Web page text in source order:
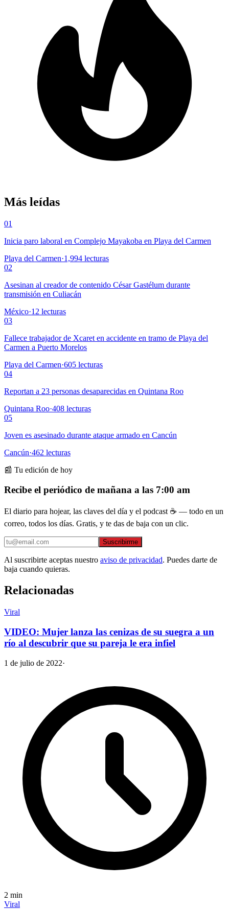
Más leídas
01
Inicia paro laboral en Complejo Mayakoba en Playa del Carmen
Playa del Carmen·1,994 lecturas
02
Asesinan al creador de contenido César Gastélum durante
transmisión en Culiacán
México·12 lecturas
03
Fallece trabajador de Xcaret en accidente en tramo de Playa del
Carmen a Puerto Morelos
Playa del Carmen·605 lecturas
04
Reportan a 23 personas desaparecidas en Quintana Roo
Quintana Roo·408 lecturas
05
Joven es asesinado durante ataque armado en Cancún
Cancún·462 lecturas
📰 Tu edición de hoy
Recibe el periódico de mañana a las 7:00 am
El diario para hojear, las claves del día y el podcast ☕ — todo en un
correo, todos los días. Gratis, y te das de baja con un clic.
Suscribirme
Al suscribirte aceptas nuestro aviso de privacidad. Puedes darte de
baja cuando quieras.
Relacionadas
Viral
VIDEO: Mujer lanza las cenizas de su suegra a un
río al descubrir que su pareja le era infiel
1 de julio de 2022·
2 min
Viral